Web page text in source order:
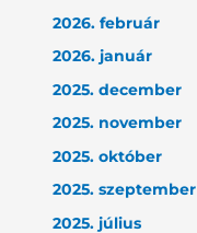
2026. február
2026. január
2025. december
2025. november
2025. október
2025. szeptember
2025. július